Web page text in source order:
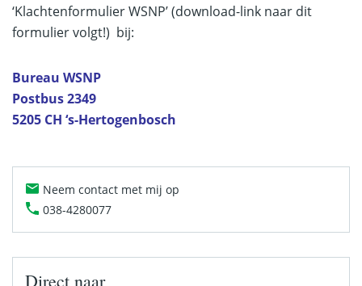
‘Klachtenformulier WSNP’ (download-link naar dit
formulier volgt!) bij:
Bureau WSNP
Postbus 2349
5205 CH ‘s-Hertogenbosch
Neem contact met mij op
038-4280077
Direct naar